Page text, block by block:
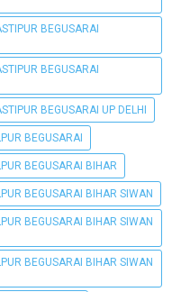
BEGUSARAI
BEGUSARAI
BEGUSARAI UP DELHI
BEGUSARAI
BEGUSARAI BIHAR
BEGUSARAI BIHAR SIWAN
BEGUSARAI BIHAR SIWAN
BEGUSARAI BIHAR SIWAN